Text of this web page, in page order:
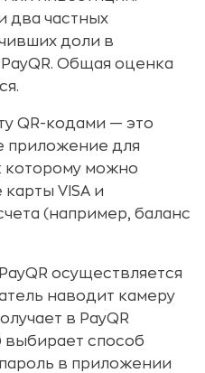
два частных
доли в
Общая оценка
QR-кодами — это
приложение для
которому можно
VISA и
(например, баланс
осуществляется
наводит камеру
в PayQR
выбирает способ
в приложении